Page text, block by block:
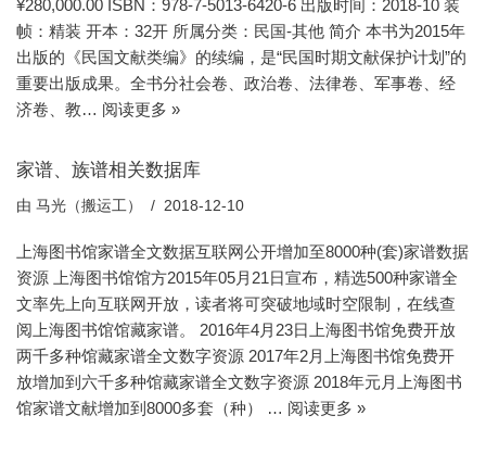
¥280,000.00 ISBN：978-7-5013-6420-6 出版时间：2018-10 装
帧：精装 开本：32开 所属分类：民国-其他 简介 本书为2015年
出版的《民国文献类编》的续编，是“民国时期文献保护计划”的
重要出版成果。全书分社会卷、政治卷、法律卷、军事卷、经
济卷、教… 阅读更多 »
家谱、族谱相关数据库
由 马光（搬运工） 2018-12-10
上海图书馆家谱全文数据互联网公开增加至8000种(套)家谱数据
资源 上海图书馆馆方2015年05月21日宣布，精选500种家谱全
文率先上向互联网开放，读者将可突破地域时空限制，在线查
阅上海图书馆馆藏家谱。 2016年4月23日上海图书馆免费开放
两千多种馆藏家谱全文数字资源 2017年2月上海图书馆免费开
放增加到六千多种馆藏家谱全文数字资源 2018年元月上海图书
馆家谱文献增加到8000多套（种） … 阅读更多 »